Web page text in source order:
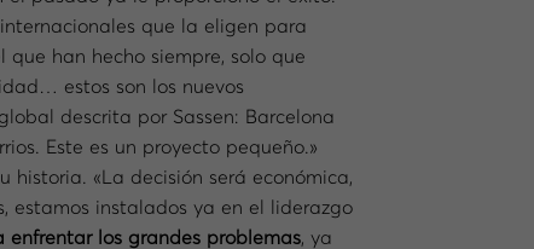
que la eligen para
han hecho siempre, solo que
estos son los nuevos
descrita por Sassen: Barcelona
Este es un proyecto pequeño.»
«La decisión será económica,
estamos instalados ya en el liderazgo
los grandes problemas, ya